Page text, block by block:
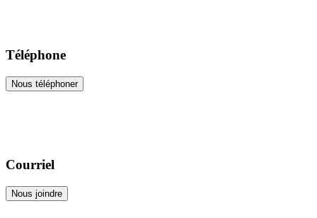
Téléphone
Nous téléphoner
Courriel
Nous joindre